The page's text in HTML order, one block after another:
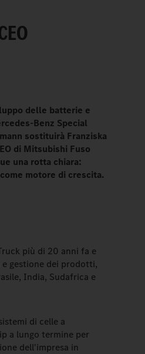
delle batterie e
Benz Special
sostituirà Franziska
di Mitsubishi Fuso
una rotta chiara:
motore di crescita.
più di 20 anni fa e
gestione dei prodotti,
India, Sudafrica e
di celle a
a lungo termine per
dell'impresa in